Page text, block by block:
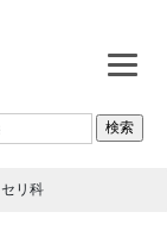
セリ科